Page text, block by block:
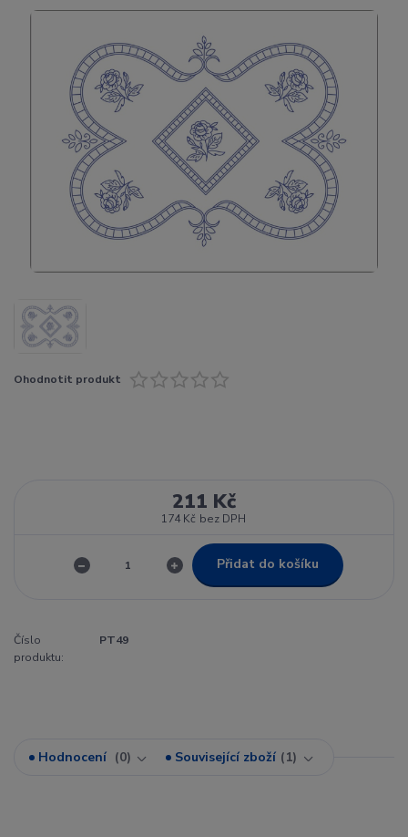
Ohodnotit produkt
211 Kč
174 Kč bez DPH
Přidat do košíku
Číslo
produktu:
PT49
Hodnocení 0 Související zboží 1